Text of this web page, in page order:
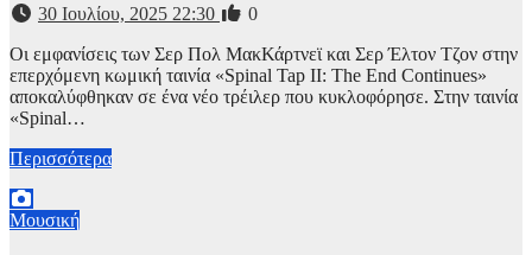
30 Ιουλίου, 2025 22:30
0
Οι εμφανίσεις των Σερ Πολ ΜακΚάρτνεϊ και Σερ Έλτον Τζον στην
επερχόμενη κωμική ταινία «Spinal Tap II: The End Continues»
αποκαλύφθηκαν σε ένα νέο τρέιλερ που κυκλοφόρησε. Στην ταινία
«Spinal…
Περισσότερα
Μουσική